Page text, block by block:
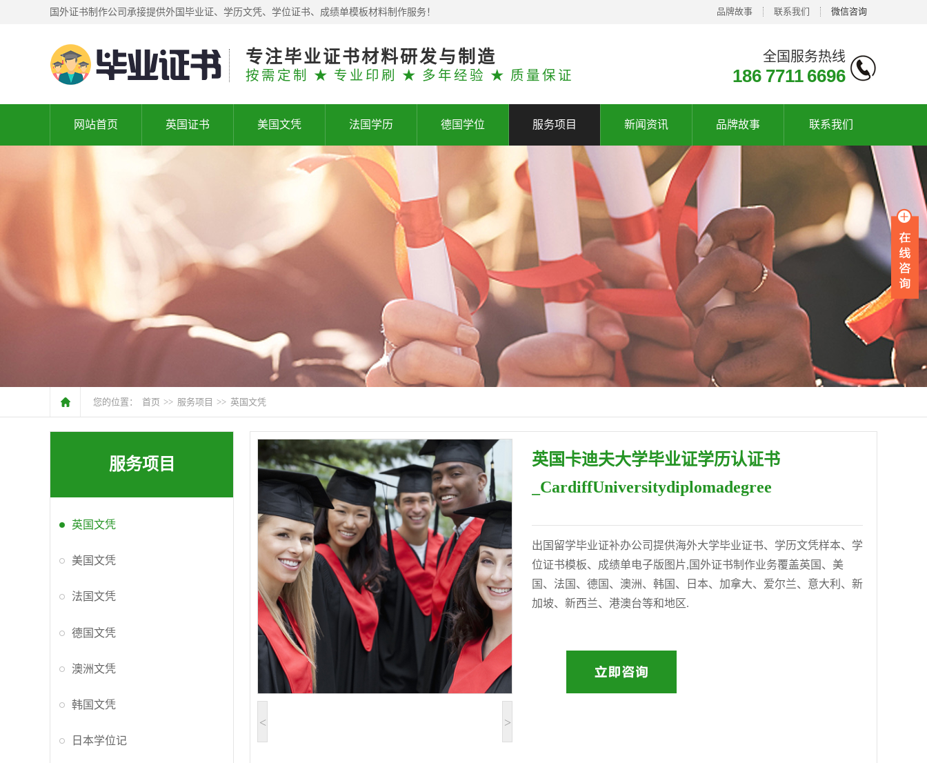
国外证书制作公司承接提供外国毕业证、学历文凭、学位证书、成绩单模板材料制作服务！ 品牌故事 联系我们 微信咨询
专注毕业证书材料研发与制造
按需定制 ★ 专业印刷 ★ 多年经验 ★ 质量保证
全国服务热线
186 7711 6696
网站首页 英国证书 美国文凭 法国学历 德国学位 服务项目 新闻资讯 品牌故事 联系我们
您的位置： 首页 >> 服务项目 >> 英国文凭
服务项目
英国文凭
美国文凭
法国文凭
德国文凭
澳洲文凭
韩国文凭
日本学位记
< >
英国卡迪夫大学毕业证学历认证书
_CardiffUniversitydiplomadegree
出国留学毕业证补办公司提供海外大学毕业证书、学历文凭样本、学
位证书模板、成绩单电子版图片,国外证书制作业务覆盖英国、美
国、法国、德国、澳洲、韩国、日本、加拿大、爱尔兰、意大利、新
加坡、新西兰、港澳台等和地区.